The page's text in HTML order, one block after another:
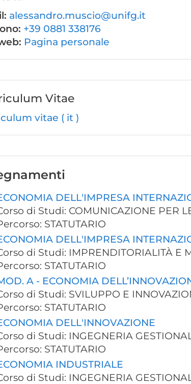
alessandro.muscio@unifg.it
+39 0881 338176
Pagina personale
Vitae
vitae ( it )
DELL'IMPRESA
di Studi: COMUNICAZIONE PER
STATUTARIO
DELL'IMPRESA
di Studi: IMPRENDITORIALITÀ E
STATUTARIO
A - ECONOMIA
di Studi: SVILUPPO E
STATUTARIO
DELL'INNOVAZIONE
di Studi: INGEGNERIA
STATUTARIO
INDUSTRIALE
di Studi: INGEGNERIA